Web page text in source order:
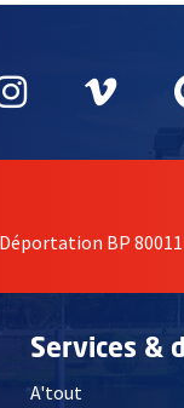
fenêtre
nouvelle
une
Instagram
, Ouvre
,
BP 80011
Services &
A'tout